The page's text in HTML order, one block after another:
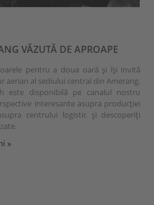
VĂZUTĂ DE APROAPE
pentru a doua oară și își invită
aerian al sediului central din Amerang.
este disponibilă pe canalul nostru
interesante asupra producției
centrului logistic și descoperiți
»